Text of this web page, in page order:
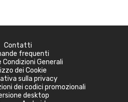
Contatti
frequenti
Condizioni Generali
dei Cookie
sulla privacy
dei codici promozionali
desktop